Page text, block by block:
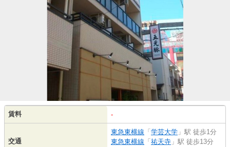
賃料 -
交通
東急東横線 「 学芸大学 」駅 徒歩1分
東急東横線 「 祐天寺 」駅 徒歩13分